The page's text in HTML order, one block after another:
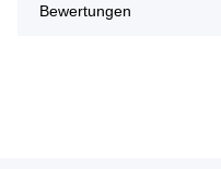
Bewertungen